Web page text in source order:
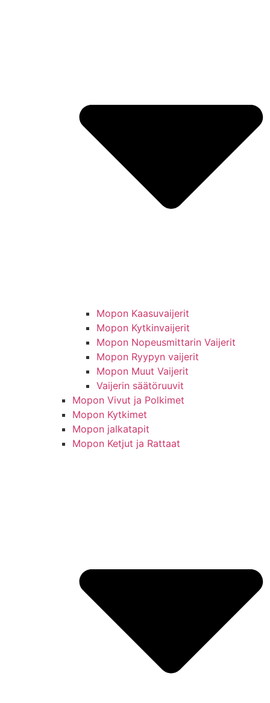
Mopon Kaasuvaijerit
Mopon Kytkinvaijerit
Mopon Nopeusmittarin Vaijerit
Mopon Ryypyn vaijerit
Mopon Muut Vaijerit
Vaijerin säätöruuvit
Mopon Vivut ja Polkimet
Mopon Kytkimet
Mopon jalkatapit
Mopon Ketjut ja Rattaat